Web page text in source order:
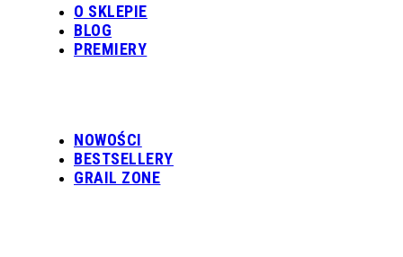
O SKLEPIE
BLOG
PREMIERY
NOWOŚCI
BESTSELLERY
GRAIL ZONE